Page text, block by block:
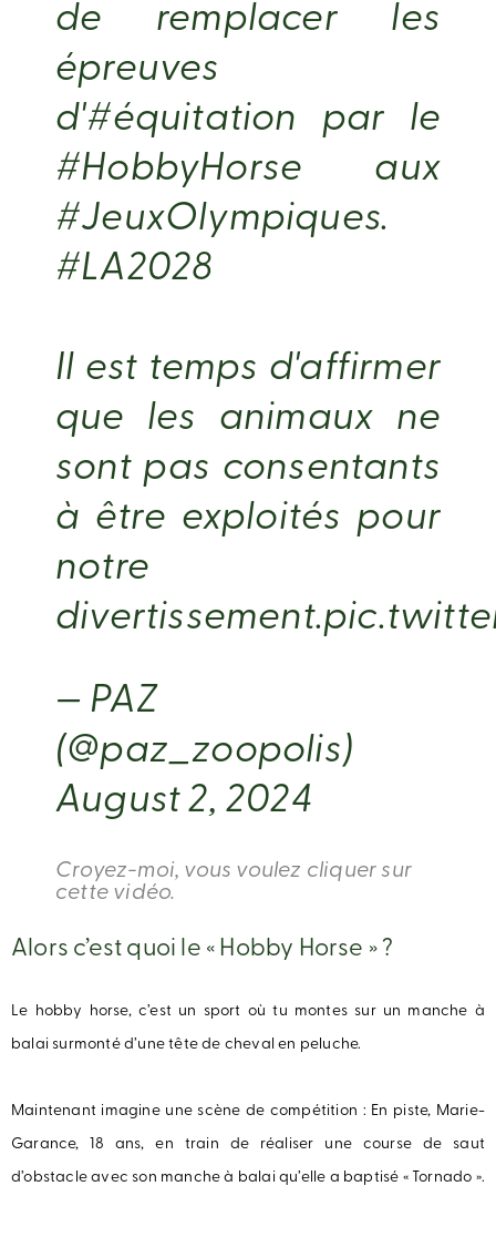
de remplacer les
épreuves
d'#équitation par le
#HobbyHorse aux
#JeuxOlympiques.
#LA2028
Il est temps d'affirmer
que les animaux ne
sont pas consentants
à être exploités pour
notre
divertissement.
— PAZ
(@paz_zoopolis)
August 2, 2024
Croyez-moi, vous voulez cliquer sur
cette vidéo.
Alors c’est quoi le « Hobby Horse » ?
Le hobby horse, c’est un sport où tu montes sur un manche à
balai surmonté d’une tête de cheval en peluche.
Maintenant imagine une scène de compétition : En piste, Marie-
Garance, 18 ans, en train de réaliser une course de saut
d’obstacle avec son manche à balai qu’elle a baptisé « Tornado ».